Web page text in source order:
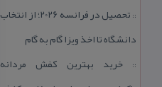
::
تحصیل در فرانسه 2026؛ از انتخاب
دانشگاه تا اخذ ویزا گام به گام
::خرید بهترین كفش مردانه